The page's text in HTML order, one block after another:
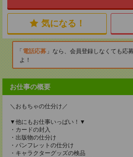
気になる！
電話応募
なら、会員登録しなくても応
よ！
お仕事の概要
＼おもちゃの仕分け／
▼他にもお仕事いっぱい！▼
・カードの封入
・出版物の仕分け
・パンフレットの仕分け
・キャラクターグッズの検品